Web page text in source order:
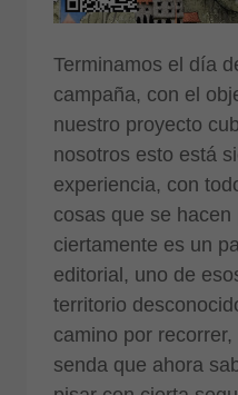
Terminamos el día
campaña, con el
nuestro proyecto
nosotros esto está
experiencia, con
cosas que se
ciertamente es un
editorial, uno de
territorio
camino por
senda que ahora